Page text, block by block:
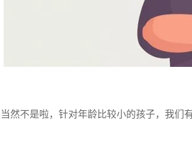
当然不是啦，针对年龄比较小的孩子，我们